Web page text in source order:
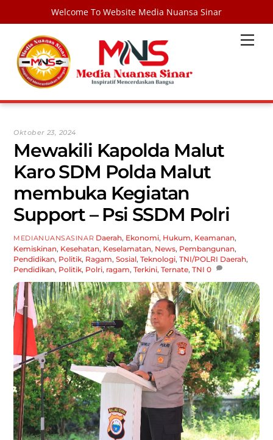
Welcome To Website Media Nuansa Sinar
content
Oktober 23, 2024
Mewakili Kapolda Malut
Karo SDM Polda Malut
membuka Kegiatan
Support – Psi SSDM Polri
MEDIANUANSASINAR Daerah, Ekonomi, Hukum, Keamanan,
Kemiskinan, Kesehatan, Keselamatan, News, Pembangunan,
Pendidikan, Politik, Ragam,Sosial,Teknologi,TNI/POLRI Daerah,
Pendidikan, Politik, Polri, ragam,Terkini,Ternate,TNI 0